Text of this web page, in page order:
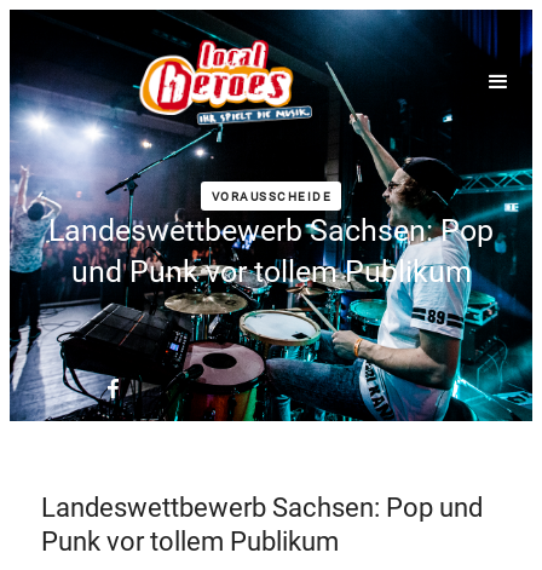
VORAUSSCHEIDE
Landeswettbewerb Sachsen: Pop
und Punk vor tollem Publikum
Landeswettbewerb Sachsen: Pop und
Punk vor tollem Publikum